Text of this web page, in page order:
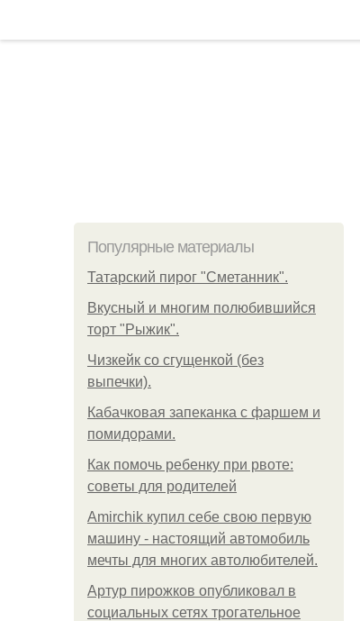
Популярные материалы
Татарский пирог "Сметанник".
Вкусный и многим полюбившийся
торт "Рыжик".
Чизкейк со сгущенкой (без
выпечки).
Кабачковая запеканка с фаршем и
помидорами.
Как помочь ребенку при рвоте:
советы для родителей
Amirchik купил себе свою первую
машину - настоящий автомобиль
мечты для многих автолюбителей.
Артур пирожков опубликовал в
социальных сетях трогательное